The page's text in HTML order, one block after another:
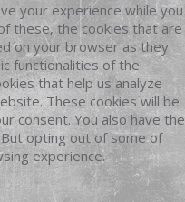
your experience while you
these, the cookies that are
on your browser as they
functionalities of the
that help us analyze
These cookies will be
consent. You also have the
opting out of some of
experience.